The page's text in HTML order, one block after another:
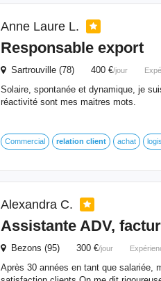
Anne Laure L.
Responsable export
Sartrouville (78) 400 €/jour
Solaire, spontanée et dynamique, je
réactivité sont mes maitres mots.
Commercial relation client achat
Alexandra C.
Assistante ADV,
Bezons (95) 300 €/jour
Après 30 années en tant que salariée,